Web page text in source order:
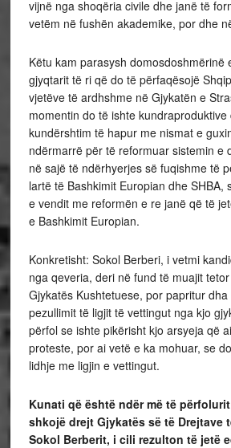
vijnë nga shoqëria civile dhe janë të
vetëm në fushën akademike, por dhe
Këtu kam parasysh domosdoshmërinë
gjyqtarit të ri që do të përfaqësojë
vjetëve të ardhshme në Gjykatën e
momentin do të ishte kundraproduktive
kundërshtim të hapur me nismat e
ndërmarrë për të reformuar sistemin e
në sajë të ndërhyerjes së fuqishme të
lartë të Bashkimit Europian dhe SHBA,
e vendit me reformën e re janë që të
e Bashkimit Europian.
Konkretisht: Sokol Berberi, i vetmi
nga qeveria, deri në fund të muajit
Gjykatës Kushtetuese, por papritur
pezullimit të ligjit të vettingut nga kjo
përfol se ishte pikërisht kjo arsyeja që
proteste, por ai vetë e ka mohuar, se
lidhje me ligjin e vettingut.
Kunati që është ndër më të
shkojë drejt Gjykatës së të Drejtave
Sokol Berberit, i cili rezulton të jetë